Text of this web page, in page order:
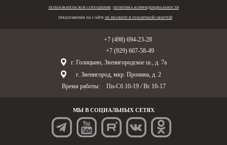
ПОЛЬЗОВАТЕЛЬСКОЕ СОГЛАШЕНИЕ| ПОЛИТИКА КОНФИДЕНЦИАЛЬНОСТИ
ПРЕДЛОЖЕНИЯ НА САЙТЕ НЕ ЯВЛЯЮТСЯ ПУБЛИЧНОЙ ОФЕРТОЙ
+7 (498) 694-23-28
+7 (929) 607-58-49
г. Голицыно, Звенигородское ш., д. 7а
г. Звенигород, мкр. Пронина, д. 2
Время работы:
Пн-Сб 10-19 / Вс 10-17
МЫ В СОЦИАЛЬНЫХ СЕТЯХ